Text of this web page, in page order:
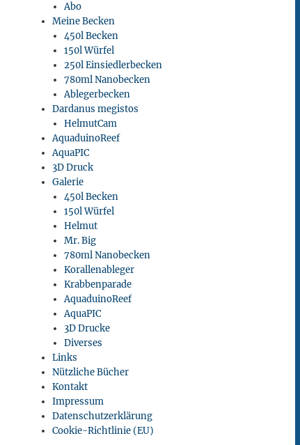
Abo
Meine Becken
450l Becken
150l Würfel
250l Einsiedlerbecken
780ml Nanobecken
Ablegerbecken
Dardanus megistos
HelmutCam
AquaduinoReef
AquaPIC
3D Druck
Galerie
450l Becken
150l Würfel
Helmut
Mr. Big
780ml Nanobecken
Korallenableger
Krabbenparade
AquaduinoReef
AquaPIC
3D Drucke
Diverses
Links
Nützliche Bücher
Kontakt
Impressum
Datenschutzerklärung
Cookie-Richtlinie (EU)